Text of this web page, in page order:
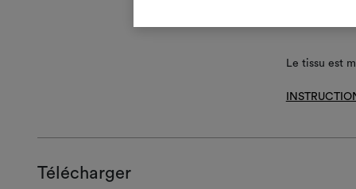
Le tissu est
Télécharger